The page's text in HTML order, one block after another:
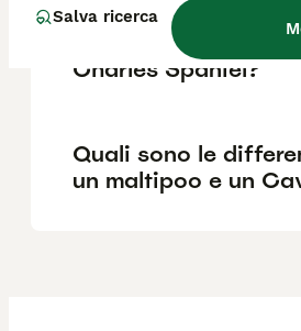
Salva ricerca
Qual è la razza di
simile al Cavalier
Charles Spaniel?
Quali sono le
un maltipoo e un